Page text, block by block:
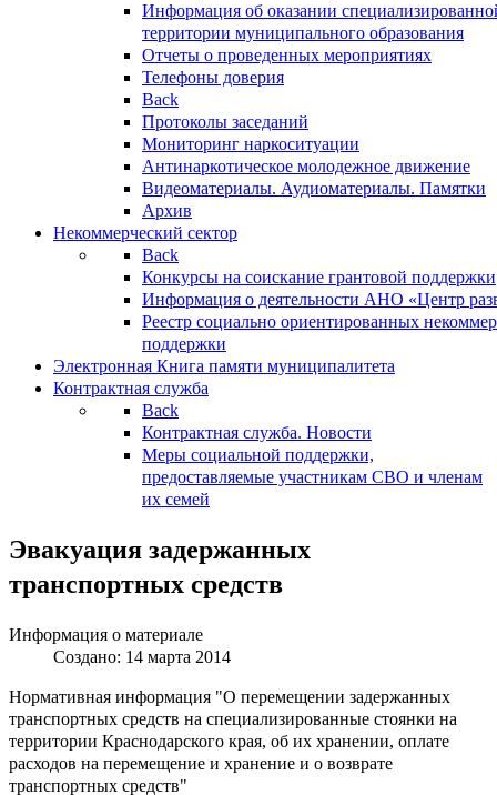
Информация об оказании
территории муниципального образования
Отчеты о проведенных мероприятиях
Телефоны доверия
Back
Протоколы заседаний
Мониторинг наркоситуации
Антинаркотическое молодежное движение
Видеоматериалы. Аудиоматериалы. Памятки
Архив
Некоммерческий сектор
Back
Конкурсы на соискание грантовой поддержки
Информация о деятельности АНО «Центр
Реестр социально ориентированных
поддержки
Электронная Книга памяти муниципалитета
Контрактная служба
Back
Контрактная служба. Новости
Меры социальной поддержки,
предоставляемые участникам СВО и членам
их семей
Эвакуация задержанных
транспортных средств
Информация о материале
Создано: 14 марта 2014
Нормативная информация "О перемещении задержанных
транспортных средств на специализированные стоянки на
территории Краснодарского края, об их хранении, оплате
расходов на перемещение и хранение и о возврате
транспортных средств"